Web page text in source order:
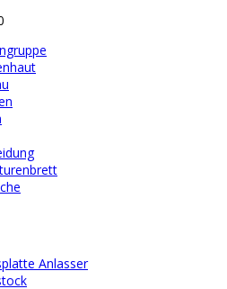
Anlasser